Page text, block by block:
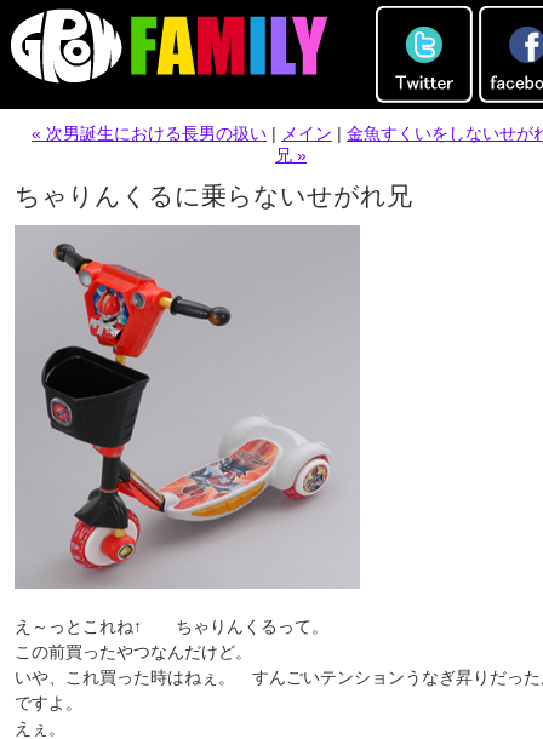
« 次男誕生における長男の扱い | メイン | 金魚すくいをしないせが
兄 »
ちゃりんくるに乗らないせがれ兄
え～っとこれね↑ ちゃりんくるって。
この前買ったやつなんだけど。
いや、これ買った時はねぇ。 すんごいテンションうなぎ昇りだっ
ですよ。
えぇ。